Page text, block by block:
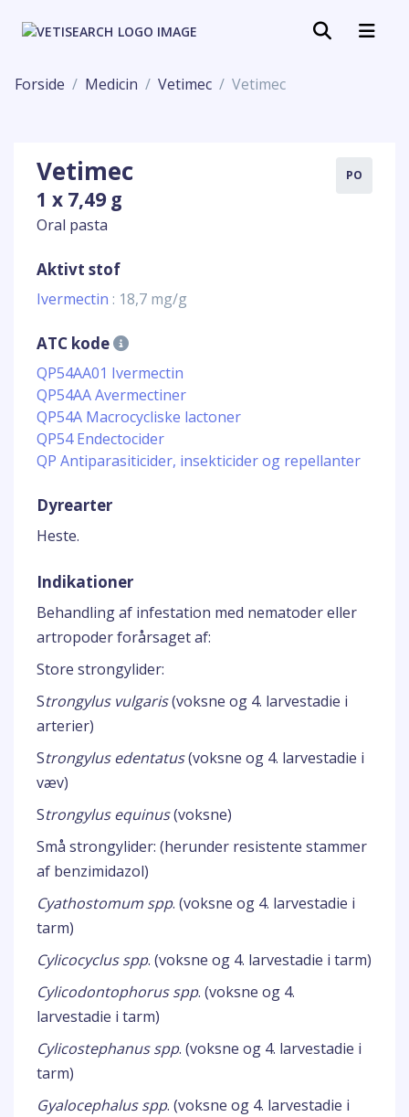
Forside Medicin Vetimec Vetimec
Vetimec
1 x 7,49 g
Oral pasta
PO
Aktivt stof
Ivermectin : 18,7 mg/g
ATC kode
QP54AA01 Ivermectin
QP54AA Avermectiner
QP54A Macrocycliske lactoner
QP54 Endectocider
QP Antiparasiticider, insekticider og repellanter
Dyrearter
Heste.
Indikationer
Behandling af infestation med nematoder eller
artropoder forårsaget af:
Store strongylider:
Strongylus vulgaris(voksne og 4. larvestadie i
arterier)
Strongylus edentatus(voksne og 4. larvestadie i
væv)
Strongylus equinus(voksne)
Små strongylider: (herunder resistente stammer
af benzimidazol)
Cyathostomum spp. (voksne og 4. larvestadie i
tarm)
Cylicocyclus spp. (voksne og 4. larvestadie i tarm)
Cylicodontophorus spp. (voksne og 4.
larvestadie i tarm)
Cylicostephanus spp. (voksne og 4. larvestadie i
tarm)
Gyalocephalus spp. (voksne og 4. larvestadie i